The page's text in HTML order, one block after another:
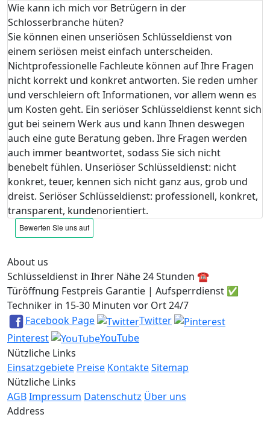
Wie kann ich mich vor Betrügern in der
Schlosserbranche hüten?
Sie können einen unseriösen Schlüsseldienst von
einem seriösen meist einfach unterscheiden.
Nichtprofessionelle Fachleute können auf Ihre Fragen
nicht korrekt und konkret antworten. Sie reden umher
und verschleiern oft Informationen, vor allem wenn es
um Kosten geht. Ein seriöser Schlüsseldienst kennt sich
gut bei seinem Werk aus und kann Ihnen deswegen
auch eine gute Beratung geben. Ihre Fragen werden
auch immer beantwortet, sodass Sie sich nicht
benebelt fühlen. Unseriöser Schlüsseldienst: nicht
konkret, teuer, kennen sich nicht ganz aus, grob und
dreist. Seriöser Schlüsseldienst: professionell, konkret,
transparent, kundenorientiert.
About us
Schlüsseldienst in Ihrer Nähe 24 Stunden ☎️
Türöffnung Festpreis Garantie | Aufsperrdienst ✅
Techniker in 15-30 Minuten vor Ort 24/7
Facebook Page
Twitter
Pinterest
YouTube
Nützliche Links
Einsatzgebiete Preise KontakteSitemap
Nützliche Links
AGBImpressum Datenschutz Über uns
Address